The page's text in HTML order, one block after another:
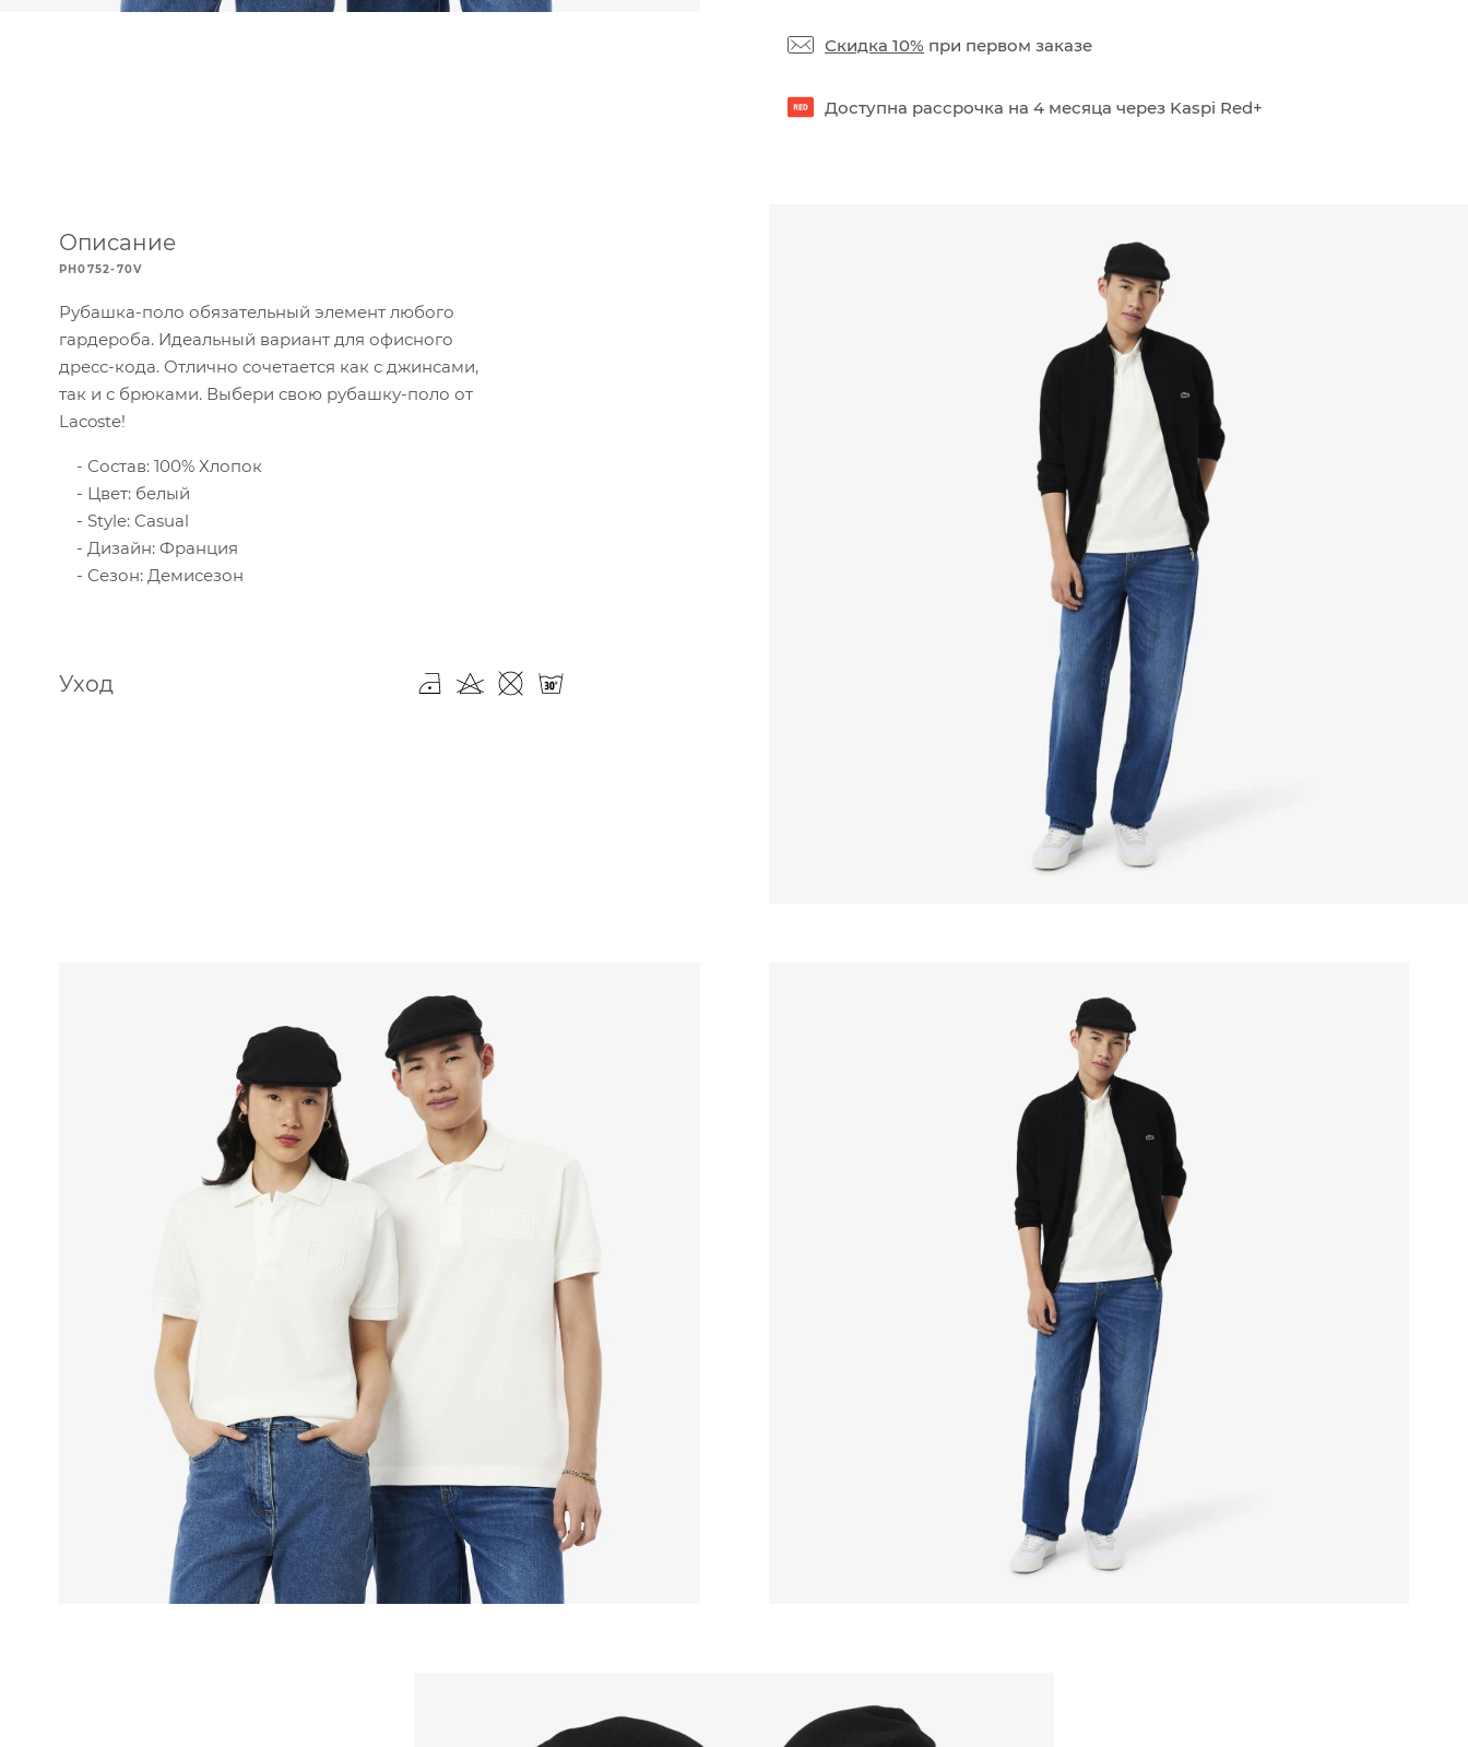
Скидка 10% при первом заказе
Доступна рассрочка на 4 месяца через Kaspi Red+
Описание
PH0752-70V
Рубашка-поло обязательный элемент любого
гардероба. Идеальный вариант для офисного
дресс-кода. Отлично сочетается как с джинсами,
так и с брюками. Выбери свою рубашку-поло от
Lacoste!
Состав: 100% Хлопок
Цвет: белый
Style: Casual
Дизайн: Франция
Сезон: Демисезон
Уход